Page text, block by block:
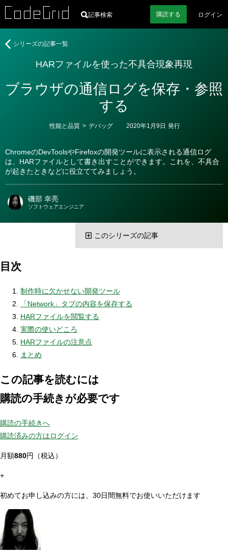
記事検索 購読する ログイン
HARファイルを使った不具合現象再現
ブラウザの通信ログを保存・参照
する
ChromeのDevToolsやFirefoxの開発ツールに表示される通信ログ
は、HARファイルとして書き出すことができます。これを、不具合
が起きたときなどに役立ててみましょう。
カ
ー
性能と品質 > デバッグ 2020年1月9日 発行
者
磯部 幸亮
ソフトウェアエンジニア
HAR
ル
具
現
象
再
現
シリーズの記事一覧
このシリーズの記事
目次
制作時に欠かせない開発ツール
「Network」タブの内容を保存する
HARファイルを閲覧する
実際の使いどころ
HARファイルの注意点
まとめ
この記事を読むには
購読の手続きが必要です
購読の手続きへ
購読済みの方はログイン
月額880円（税込）
+
初めてお申し込みの方には、30日間無料でお使いいただけます